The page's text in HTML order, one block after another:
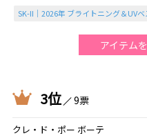
SK-II｜2026年 ブライトニング＆UV
アイテム
3位 9票
クレ・ド・ポー ボーテ